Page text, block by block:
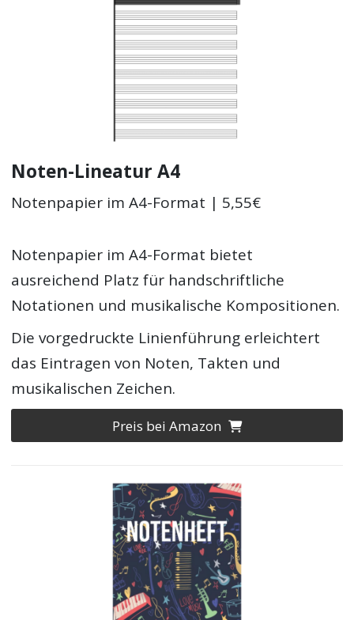
Noten-Lineatur A4
Notenpapier im A4-Format | 5,55€
Notenpapier im A4-Format bietet
ausreichend Platz für handschriftliche
Notationen und musikalische Kompositionen.
Die vorgedruckte Linienführung erleichtert
das Eintragen von Noten, Takten und
musikalischen Zeichen.
Preis bei Amazon